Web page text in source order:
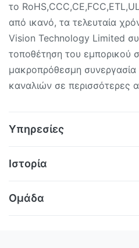
το
από ικανό, τα τελευταία
Vision Technology Limited
τοποθέτηση του εμπορικού
μακροπρόθεσμη
καναλιών σε περισσότερες
Υπηρεσίες
κατασκευαστής παγκόσμιας κλάσης
των εγχώριων και ξένων αγορών. Η
Ιστορία
ξεκίνησε στο Shenzhen το
Ομάδα